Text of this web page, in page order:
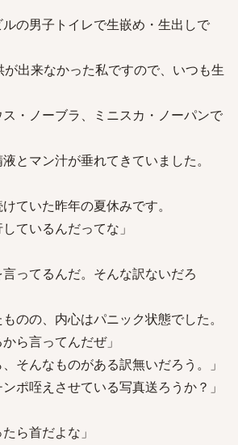
の男子トイレで生嵌め・生出しで
出来なかった私ですので、いつも生
・ノーブラ、ミニスカ・ノーパンで
とマン汁が垂れてきていました。
ていた昨年の夏休みです。
ているんだってな」
言ってるんだ。そんな訳ないだろ
のの、内心はパニック状態でした。
ら言ってんだぜ」
そんなものがある訳無いだろう。」
ポ咥えさせている写真送ろうか？」
ら首だよな」